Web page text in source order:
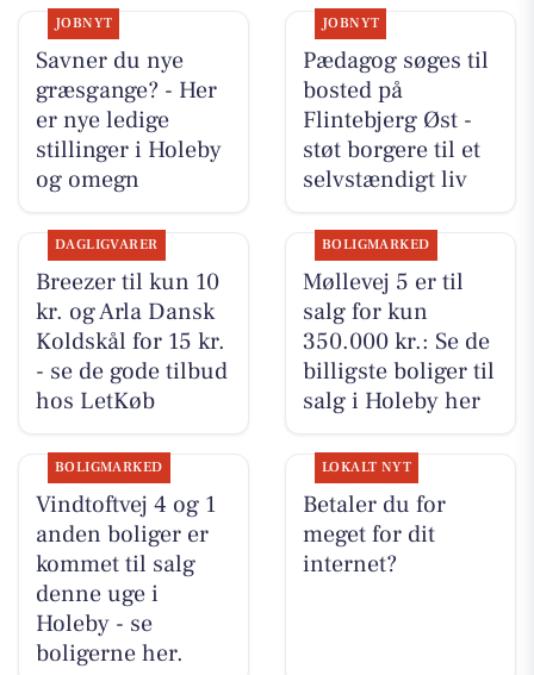
JOBNYT
Savner du nye
græsgange? - Her
er nye ledige
stillinger i Holeby
og omegn
JOBNYT
Pædagog søges til
bosted på
Flintebjerg Øst -
støt borgere til et
selvstændigt liv
DAGLIGVARER
Breezer til kun 10
kr. og Arla Dansk
Koldskål for 15 kr.
- se de gode tilbud
hos LetKøb
BOLIGMARKED
Møllevej 5 er til
salg for kun
350.000 kr.: Se de
billigste boliger til
salg i Holeby her
BOLIGMARKED
Vindtoftvej 4 og 1
anden boliger er
kommet til salg
denne uge i
Holeby - se
boligerne her.
LOKALT NYT
Betaler du for
meget for dit
internet?